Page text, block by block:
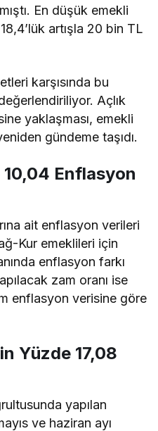
En düşük emekli
artışla 20 bin TL
karşısında bu
Açlık
yaklaşması, emekli
gündeme taşıdı.
Enflasyon
ait enflasyon verileri
Kur emeklileri için
enflasyon farkı
zam oranı ise
enflasyon verisine göre
Yüzde 17,08
yapılan
ve haziran ayı